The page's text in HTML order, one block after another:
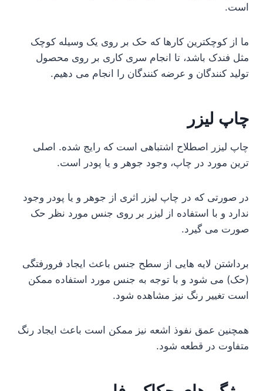
است.
ما از کوچکترین کارها که حک بر روی یک وسیله کوچک
مثل فندک باشد، تا انجام سری کاری بر روی محصول
تولید کنندگان و عرضه کنندگان را انجام می دهیم.
چاپ لیزر
چاپ لیزر اصطلاح اشتباهی است که رایج شده. اصلی
ترین مورد در چاپ، وجود جوهر و یا پودر است.
در صورتی که در چاپ لیزر اثری از جوهر و یا پودر وجود
ندارد و با استفاده از لیزر بر روی جنس مورد نظر حک
صورت می گیرد.
برداشتن لایه هایی از سطح جنس باعث ایجاد فرورفتگی
(حک) می شود و با توجه به جنس مورد استفاده ممکن
است تغییر رنگ نیز مشاهده شود.
همچنین عمق نفوذ اشعه نیز ممکن است باعث ایجاد رنگ
متفاوت در قطعه شود.